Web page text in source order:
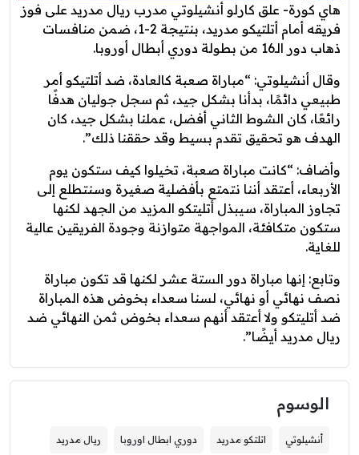
هاي كورة- علق كارلو أنشيلوتي مدرب ريال مدريد على فوز
فريقه أمام أتلتيكو مدريد، بنتيجة 2-1، ضمن منافسات
ذهاب دور الـ16 من بطولة دوري أبطال أوروبا.
وقال أنشيلوتي: “مباراة صعبة كالعادة، ضد أتلتيكو أمر
طبيعي دائمًا، بدأنا بشكل جيد، ثم سجل جوليان هدفًا
رائعًا، كان الشوط الثاني أفضل، عملنا بشكل جيد، كان
الهدف هو تحقيق تقدم بسيط وقد حققنا ذلك”.
وأضاف: “كانت مباراة صعبة، تخيلوا كيف ستكون يوم
الأربعاء، أعتقد أننا نتمتع بأفضلية صغيرة وسنتطلع إلى
تجاوز المباراة، سيبذل أتليتكو المزيد من الجهد لكنها
ستكون متكافئة، المواجهة متوازنة وجودة الفريقين عالية
للغاية.
وتابع: إنها مباراة دور الستة عشر لكنها قد تكون مباراة
نصف نهائي أو نهائي، لسنا سعداء بخوض هذه المباراة
ضد أتليتكو ولا أعتقد أنهم سعداء بخوض ثمن النهائي ضد
ريال مدريد أيضًا”.
الوسوم
أنشيلوتي اتلتكو مدريد دوري ابطال اوروبا ريال مدريد